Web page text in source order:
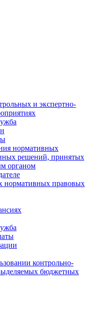
и экспертно-
нормативных
решений, принятых
органом
нормативных правовых
контрольно-
бюджетных